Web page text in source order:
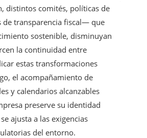
distintos comités, políticas de
de transparencia fiscal— que
sostenible, disminuyan
la continuidad entre
estas transformaciones
el acompañamiento de
y calendarios alcanzables
preserve su identidad
ajusta a las exigencias
del entorno.